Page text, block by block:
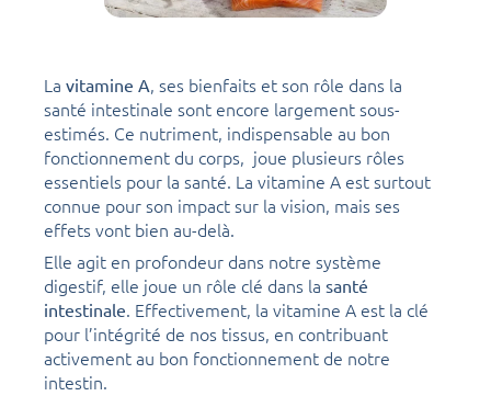
La vitamine A, ses bienfaits et son rôle dans la
santé intestinale sont encore largement sous-
estimés. Ce nutriment, indispensable au bon
fonctionnement du corps, joue plusieurs rôles
essentiels pour la santé. La vitamine A est surtout
connue pour son impact sur la vision, mais ses
effets vont bien au-delà.
Elle agit en profondeur dans notre système
digestif, elle joue un rôle clé dans la santé
intestinale. Effectivement, la vitamine A est la clé
pour l’intégrité de nos tissus, en contribuant
activement au bon fonctionnement de notre
intestin.